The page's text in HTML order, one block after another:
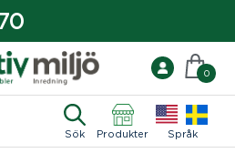
Sök Produkter Språk
0